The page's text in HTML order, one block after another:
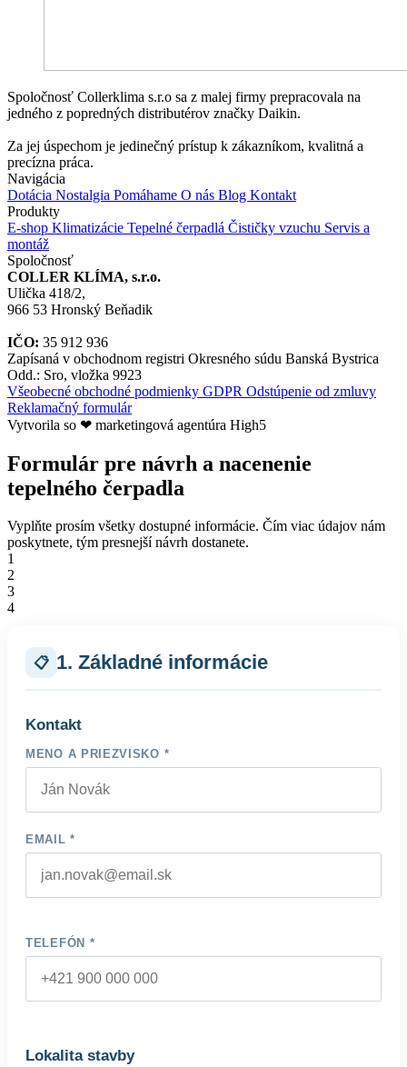
Spoločnosť Collerklima s.r.o sa z malej firmy prepracovala na
jedného z popredných distributérov značky Daikin.
Za jej úspechom je jedinečný prístup k zákazníkom, kvalitná a
precízna práca.
Navigácia
Dotácia Nostalgia Pomáhame O nás Blog Kontakt
Produkty
E-shop Klimatizácie Tepelné čerpadlá Čističky vzuchu Servis a
montáž
Spoločnosť
COLLER KLÍMA, s.r.o.
Ulička 418/2,
966 53 Hronský Beňadik
IČO: 35 912 936
Zapísaná v obchodnom registri Okresného súdu Banská Bystrica
Odd.: Sro, vložka 9923
Všeobecné obchodné podmienky GDPR Odstúpenie od zmluvy
Reklamačný formulár
Vytvorila so ❤ marketingová agentúra High5
Formulár pre návrh a nacenenie
tepelného čerpadla
Vyplňte prosím všetky dostupné informácie. Čím viac údajov nám
poskytnete, tým presnejší návrh dostanete.
1
2
3
4
📋 1. Základné informácie
Kontakt
MENO A PRIEZVISKO *
EMAIL *
TELEFÓN *
Lokalita stavby